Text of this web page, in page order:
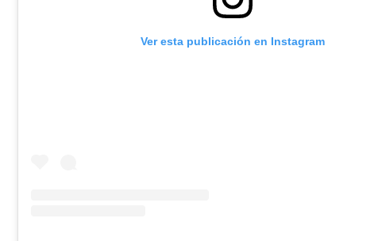
Ver esta publicación en Instagram